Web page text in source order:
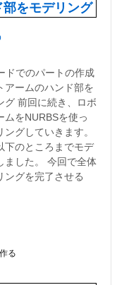
部をモデリング
ドでのパートの作成
アームのハンド部を
グ 前回に続き、ロボ
ムをNURBSを使っ
ングしていきます。
下のところまでモデ
ました。 今回で全体
ングを完了させる
る